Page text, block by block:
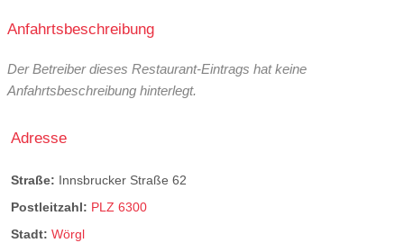
Anfahrtsbeschreibung
Der Betreiber dieses Restaurant-Eintrags hat keine
Anfahrtsbeschreibung hinterlegt.
Adresse
Straße: Innsbrucker Straße 62
Postleitzahl: PLZ 6300
Stadt: Wörgl